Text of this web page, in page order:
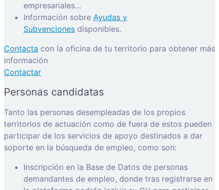
empresariales…
Información sobre Ayudas y
Subvenciones disponibles.
Contacta con la oficina de tu territorio para obtener más
información
Contactar
Personas candidatas
Tanto las personas desempleadas de los propios
territorios de actuación como de fuera de estos pueden
participar de los servicios de apoyo destinados a dar
soporte en la búsqueda de empleo, como son:
Inscripción en la Base de Datos de personas
demandantes de empleo, donde tras registrarse en